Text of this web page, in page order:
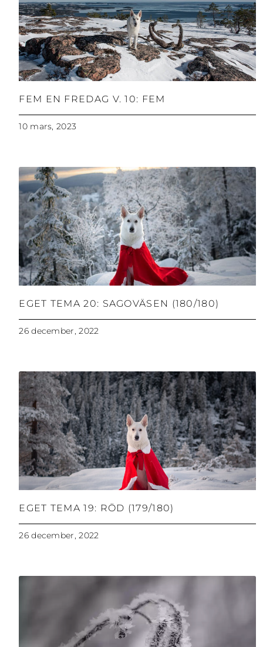
FEM EN FREDAG V. 10: FEM
10 mars, 2023
EGET TEMA 20: SAGOVÄSEN (180/180)
26 december, 2022
EGET TEMA 19: RÖD (179/180)
26 december, 2022